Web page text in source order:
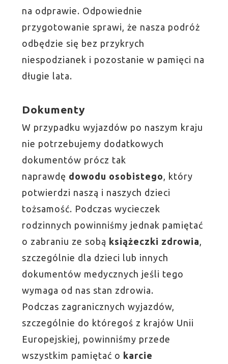
na odprawie. Odpowiednie
przygotowanie sprawi, że nasza podróż
odbędzie się bez przykrych
niespodzianek i pozostanie w pamięci na
długie lata.
Dokumenty
W przypadku wyjazdów po naszym kraju
nie potrzebujemy dodatkowych
dokumentów prócz tak
naprawdę dowodu osobistego , który
potwierdzi naszą i naszych dzieci
tożsamość. Podczas wycieczek
rodzinnych powinniśmy jednak pamiętać
o zabraniu ze sobą książeczki zdrowia
szczególnie dla dzieci lub innych
dokumentów medycznych jeśli tego
wymaga od nas stan zdrowia.
Podczas zagranicznych wyjazdów,
szczególnie do któregoś z krajów Unii
Europejskiej, powinniśmy przede
wszystkim pamiętać o karcie